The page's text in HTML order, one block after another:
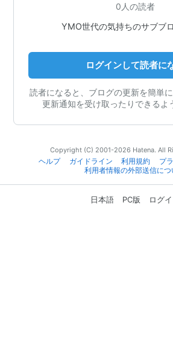
0人の読者
YMO世代の気持ちのサブブロ
ログインして読者に
読者になると、ブログの更新を簡単に
更新通知を受け取ったりできるよ
Copyright (C) 2001-2026 Hatena. All
ヘルプ
ガイドライン 利用規約
プ
利用者情報の外部送信につ
日本語 PC版 ログ